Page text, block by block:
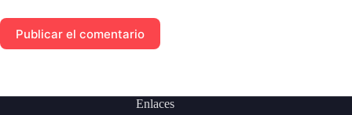
Publicar el comentario
Enlaces